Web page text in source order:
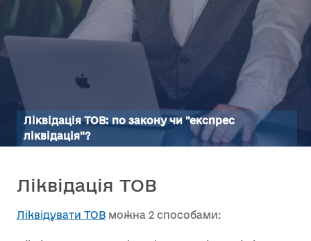
Ліквідація ТОВ: по закону чи "експрес
ліквідація"?
Ліквідація ТОВ
Ліквідувати ТОВ можна 2 способами: